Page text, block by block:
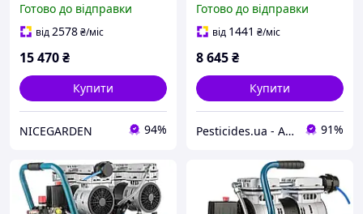
Готово до відправки
від2578₴/міс
15 470₴
Купити
NICEGARDEN 94%
1824SiU 13a для
професійного
Готово до відправки
від 1441 ₴/міс
8 645₴
Купити
Pesticides.ua - Аграрна продукція і не тільки !!! 91%